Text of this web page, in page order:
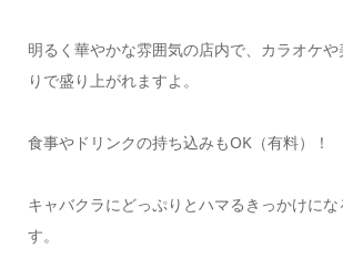
明るく華やかな雰囲気の店内で、カラオケ
りで盛り上がれますよ。
食事やドリンクの持ち込みもOK（有料）！
キャバクラにどっぷりとハマるきっかけに
す。